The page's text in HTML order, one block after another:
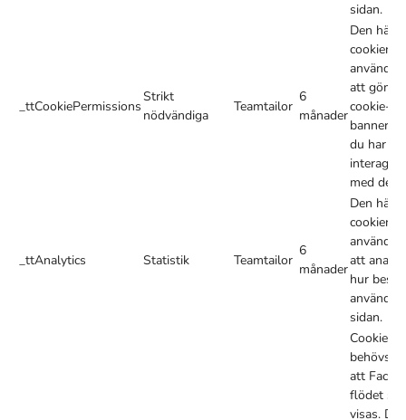
sidan.
_ttCookiePermissions
Strikt
nödvändiga
Teamtailor
6
månader
Den här
cookien
används
att
cookie-
bannern
du har
med den.
_ttAnalytics Statistik Teamtailor
6
månader
Den här
cookien
används
att
hur
använder
sidan.
Cookien
behövs
att
flödet ska
visas. Den